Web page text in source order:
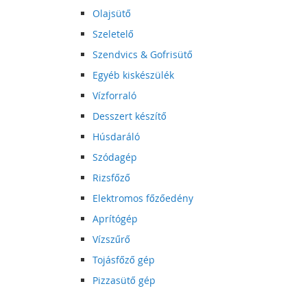
Olajsütő
Szeletelő
Szendvics & Gofrisütő
Egyéb kiskészülék
Vízforraló
Desszert készítő
Húsdaráló
Szódagép
Rizsfőző
Elektromos főzőedény
Aprítógép
Vízszűrő
Tojásfőző gép
Pizzasütő gép